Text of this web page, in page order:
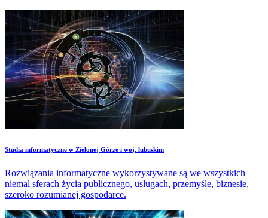
Studia informatyczne w Zielonej Górze i woj. lubuskim
Rozwiązania informatyczne wykorzystywane są we wszystkich
niemal sferach życia publicznego, usługach, przemyśle, biznesie,
szeroko rozumianej gospodarce.